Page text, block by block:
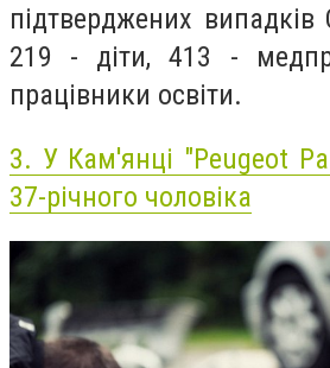
підтверджених випадків
219 - діти, 413 -
працівники освіти.
3. У Кам'янці "Peugeot
37-річного чоловіка